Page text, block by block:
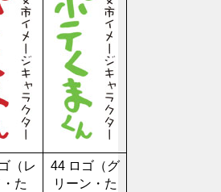
（レ
た
44 ロゴ（グ
リーン・た